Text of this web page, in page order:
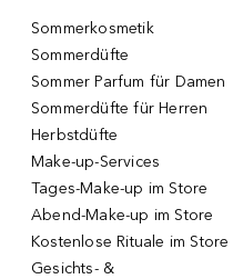
Sommerkosmetik
Sommerdüfte
Sommer Parfum für Damen
Sommerdüfte für Herren
Herbstdüfte
Make-up-Services
Tages-Make-up im Store
Abend-Make-up im Store
Kostenlose Rituale im Store
Gesichts- &